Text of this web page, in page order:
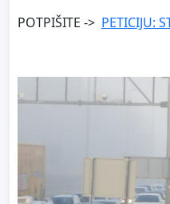
POTPIŠITE -> PETICIJU: